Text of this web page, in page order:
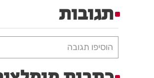
תגובות
הוסיפו תגובה